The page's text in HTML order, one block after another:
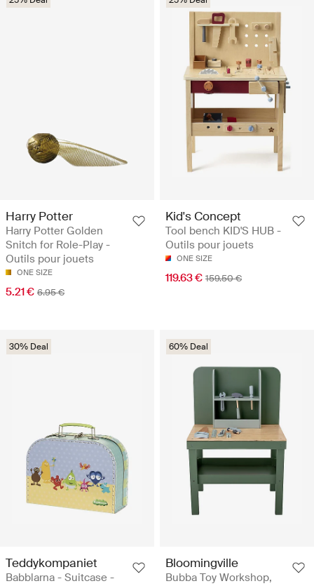
Harry Potter
Harry Potter Golden
Snitch for Role-Play -
Outils pour jouets
ONE SIZE
5.21 € 6.95 €
Kid's Concept
Tool bench KID'S HUB -
Outils pour jouets
ONE SIZE
119.63 € 159.50 €
30% Deal
Teddykompaniet
Babblarna - Suitcase -
60% Deal
Bloomingville
Bubba Toy Workshop,